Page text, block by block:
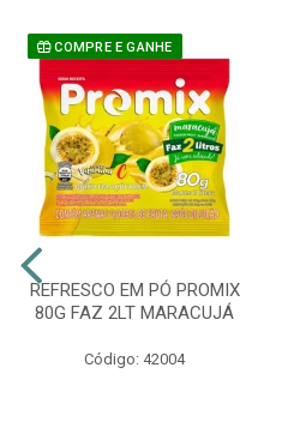
COMPRE E GANHE
REFRESCO EM PÓ PROMIX
80G FAZ 2LT MARACUJÁ
Código: 42004